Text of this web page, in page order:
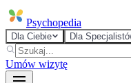
Psychopedia
Dla Ciebie Dla
Umów wizytę